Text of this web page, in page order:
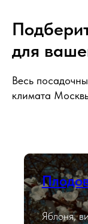
для
Весь
климата
Яблоня,